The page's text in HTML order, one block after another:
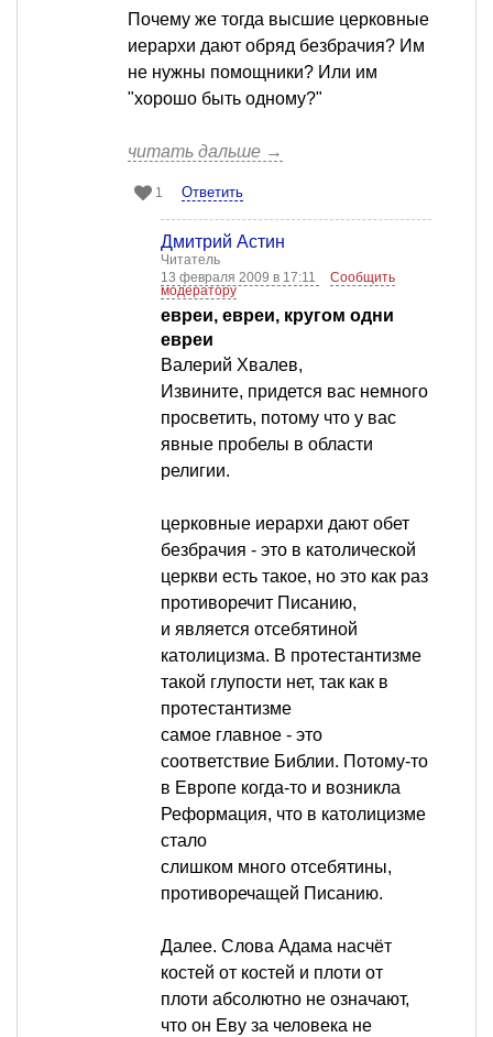
Почему же тогда высшие церковные
иерархи дают обряд безбрачия? Им
не нужны помощники? Или им
"хорошо быть одному?"
читать дальше →
1 Ответить
Дмитрий Астин
Читатель
13 февраля 2009 в 17:11
Сообщить
модератору
евреи, евреи, кругом одни
евреи
Валерий Хвалев,
Извините, придется вас немного
просветить, потому что у вас
явные пробелы в области
религии.
церковные иерархи дают обет
безбрачия - это в католической
церкви есть такое, но это как раз
противоречит Писанию,
и является отсебятиной
католицизма. В протестантизме
такой глупости нет, так как в
протестантизме
самое главное - это
соответствие Библии. Потому-то
в Европе когда-то и возникла
Реформация, что в католицизме
стало
слишком много отсебятины,
противоречащей Писанию.
Далее. Слова Адама насчёт
костей от костей и плоти от
плоти абсолютно не означают,
что он Еву за человека не